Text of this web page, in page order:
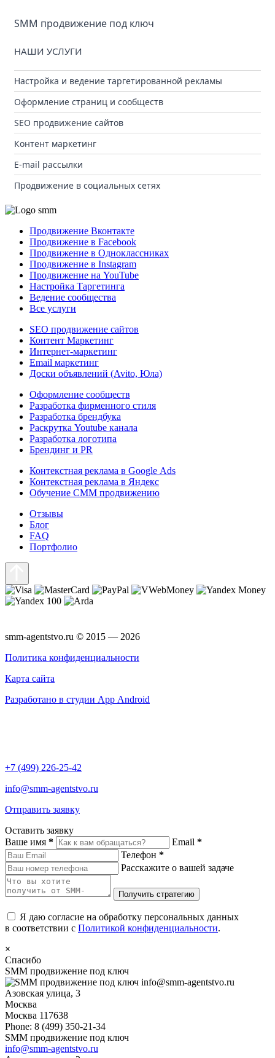
SMM продвижение под ключ
НАШИ УСЛУГИ
Настройка и ведение таргетированной рекламы
Оформление страниц и сообществ
SEO продвижение сайтов
Контент маркетинг
E-mail рассылки
Продвижение в социальных сетях
Продвижение Вконтакте
Продвижение в Facebook
Продвижение в Одноклассниках
Продвижение в Instagram
Продвижение на YouTube
Настройка Таргетинга
Ведение сообщества
Все услуги
SEO продвижение сайтов
Контент Маркетинг
Интернет-маркетинг
Email маркетинг
Доски объявлений (Avito, Юла)
Оформление сообществ
Разработка фирменного стиля
Разработка брендбука
Раскрутка Youtube канала
Разработка логотипа
Брендинг и PR
Контекстная реклама в Google Ads
Контекстная реклама в Яндекс
Обучение СММ продвижению
Отзывы
Блог
FAQ
Портфолио
smm-agentstvo.ru © 2015 — 2026
Политика конфиденциальности
Карта сайта
Разработано в студии App Android
+7 (499) 226-25-42
info@smm-agentstvo.ru
Отправить заявку
Оставить заявку
Ваше имя * Email *
Телефон *
Расскажите о вашей задаче
Я даю согласие на обработку персональных данных
в соответствии с Политикой конфиденциальности.
×
Спасибо
SMM продвижение под ключ
info@smm-agentstvo.ru
Азовская улица, 3
Москва
Москва 117638
Phone: 8 (499) 350-21-34
SMM продвижение под ключ
info@smm-agentstvo.ru